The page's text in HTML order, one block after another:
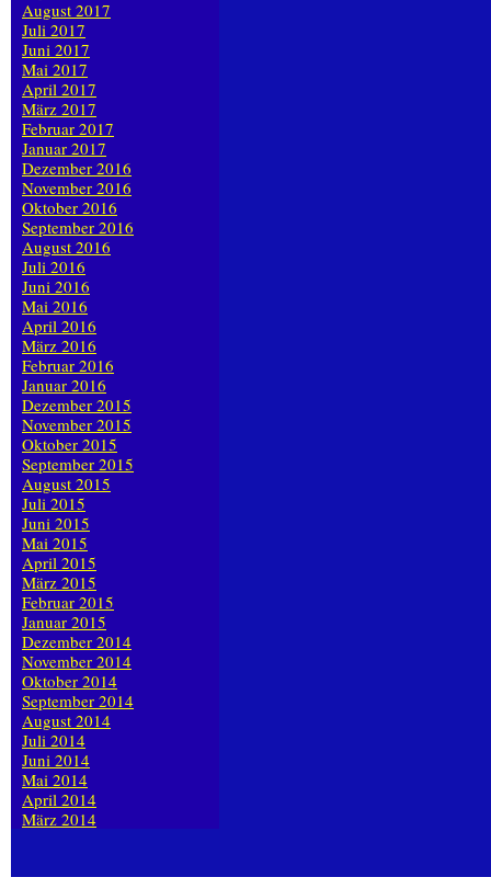
August 2017
Juli 2017
Juni 2017
Mai 2017
April 2017
März 2017
Februar 2017
Januar 2017
Dezember 2016
November 2016
Oktober 2016
September 2016
August 2016
Juli 2016
Juni 2016
Mai 2016
April 2016
März 2016
Februar 2016
Januar 2016
Dezember 2015
November 2015
Oktober 2015
September 2015
August 2015
Juli 2015
Juni 2015
Mai 2015
April 2015
März 2015
Februar 2015
Januar 2015
Dezember 2014
November 2014
Oktober 2014
September 2014
August 2014
Juli 2014
Juni 2014
Mai 2014
April 2014
März 2014